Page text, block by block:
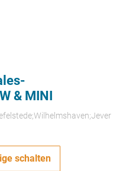
& MINI
schalten